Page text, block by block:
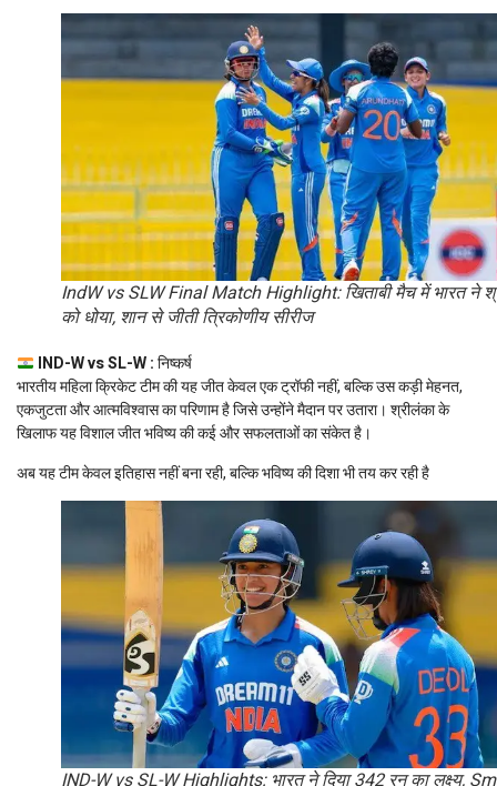
IndW vs SLW Final Match Highlight: खिताबी मैच में भारत ने
को धोया, शान से जीती त्रिकोणीय सीरीज
IND-W vs SL-W :निष्कर्ष
भारतीय महिला क्रिकेट टीम की यह जीत केवल एक ट्रॉफी नहीं, बल्कि उस कड़ी मेहनत,
एकजुटता और आत्मविश्वास का परिणाम है जिसे उन्होंने मैदान पर उतारा। श्रीलंका के
खिलाफ यह विशाल जीत भविष्य की कई और सफलताओं का संकेत है।
अब यह टीम केवल इतिहास नहीं बना रही, बल्कि भविष्य की दिशा भी तय कर रही है
IND-W vs SL-W Highlights: भारत ने दिया 342 रन का लक्ष्य,